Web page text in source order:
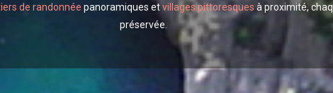
de randonnée panoramiques etvillages pittoresques à proximité,
préservée.